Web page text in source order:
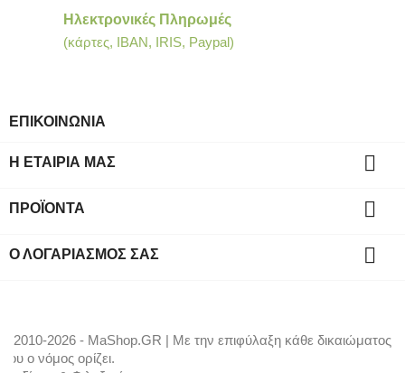
Ηλεκτρονικές Πληρωμές
(κάρτες, IBAN, IRIS, Paypal)
ΕΠΙΚΟΙΝΩΝΙΑ
Η ΕΤΑΙΡΊΑ ΜΑΣ 
ΠΡΟΪΌΝΤΑ 
Ο ΛΟΓΑΡΙΑΣΜΌΣ ΣΑΣ 
© 2010-2026 - MaShop.GR | Με την επιφύλαξη κάθε δικαιώματος
που ο νόμος ορίζει.